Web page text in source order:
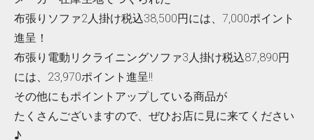
布張りソファ2人掛け税込38,500円には、7,000ポイント
進呈！
布張り電動リクライニングソファ3人掛け税込87,890円
には、23,970ポイント進呈!!
その他にもポイントアップしている商品が
たくさんございますので、ぜひお店に見に来てください
♪